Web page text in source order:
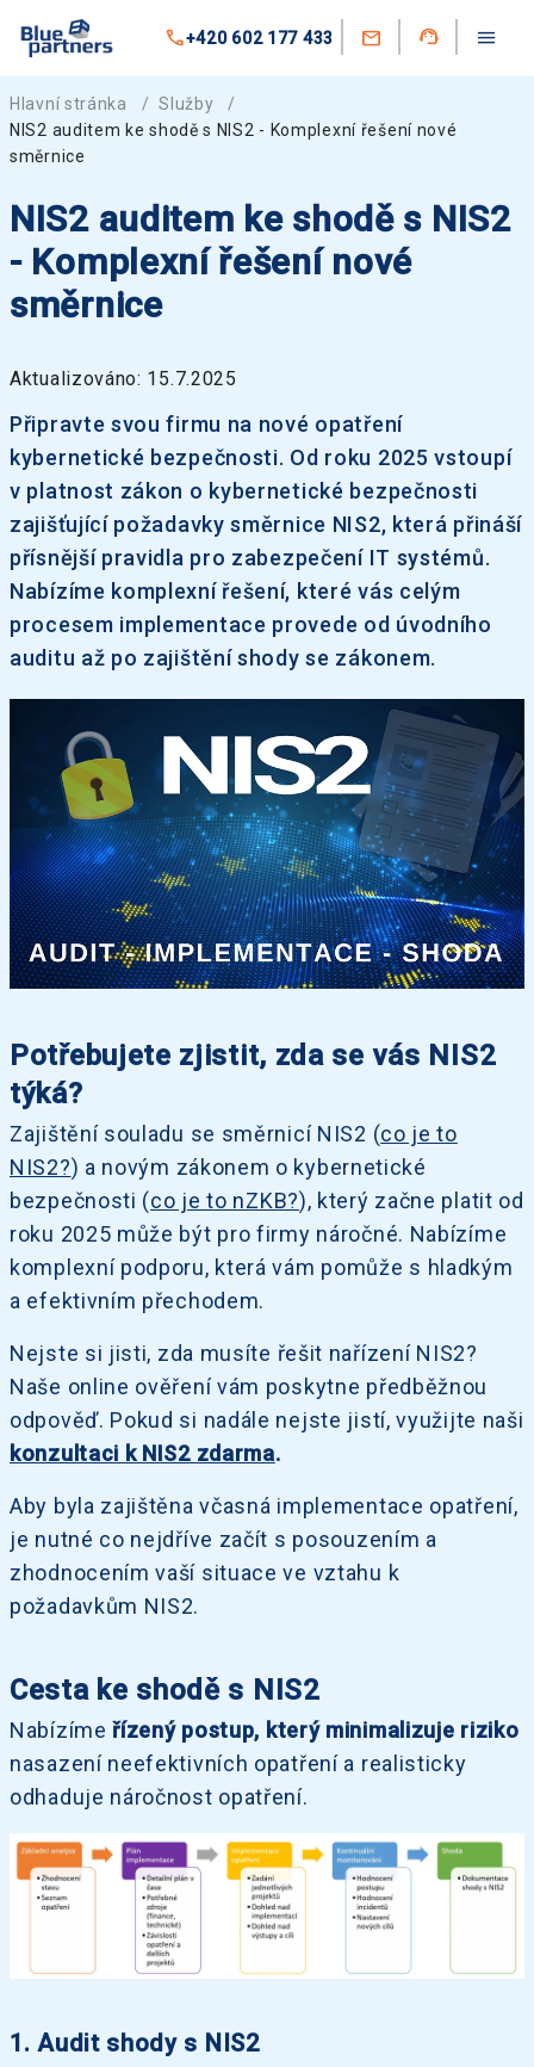
+420 602 177 433
Hlavní stránka / Služby
/
NIS2 auditem ke shodě s NIS2 - Komplexní řešení nové
směrnice
NIS2 auditem ke shodě s NIS2
- Komplexní řešení nové
směrnice
Aktualizováno: 15.7.2025
Připravte svou firmu na nové opatření
kybernetické bezpečnosti. Od roku 2025 vstoupí
v platnost zákon o kybernetické bezpečnosti
zajišťující požadavky směrnice NIS2, která přináší
přísnější pravidla pro zabezpečení IT systémů.
Nabízíme komplexní řešení, které vás celým
procesem implementace provede od úvodního
auditu až po zajištění shody se zákonem.
Potřebujete zjistit, zda se vás NIS2
týká?
Zajištění souladu se směrnicí NIS2 (co je to
NIS2?) a novým zákonem o kybernetické
bezpečnosti (co je to nZKB?), který začne platit od
roku 2025 může být pro firmy náročné. Nabízíme
komplexní podporu, která vám pomůže s hladkým
a efektivním přechodem.
Nejste si jisti, zda musíte řešit nařízení NIS2?
Naše online ověření vám poskytne předběžnou
odpověď. Pokud si nadále nejste jistí, využijte naši
konzultaci k NIS2 zdarma.
Aby byla zajištěna včasná implementace opatření,
je nutné co nejdříve začít s posouzením a
zhodnocením vaší situace ve vztahu k
požadavkům NIS2.
Cesta ke shodě s NIS2
Nabízímeřízený postup, který minimalizuje riziko
nasazení neefektivních opatření a realisticky
odhaduje náročnost opatření.
1. Audit shody s NIS2